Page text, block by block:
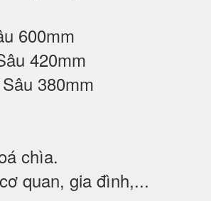
600mm
420mm
380mm
chìa.
quan, gia đình,...